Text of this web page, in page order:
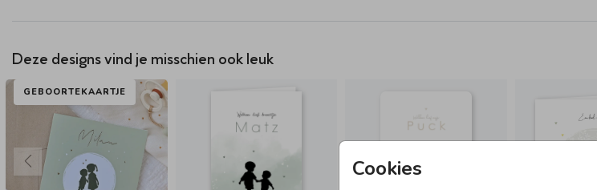
Cookies
Deze designs vind je misschien ook leuk
GEBOORTEKAARTJE